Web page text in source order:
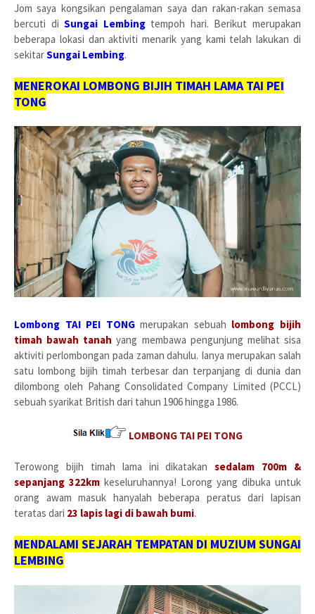
Jom saya kongsikan pengalaman saya dan rakan-rakan semasa
bercuti diSungai Lembingtempoh hari. Berikut merupakan
beberapa lokasi dan aktiviti menarik yang kami telah lakukan di
sekitarSungai Lembing.
MENEROKAI LOMBONG BIJIH TIMAH LAMA TAI PEI
TONG
Lombong TAI PEI TONGmerupakan sebuah lombong bijih
timah bawah tanah yang membawa pengunjung melihat sisa
aktiviti perlombongan pada zaman dahulu. Ianya merupakan salah
satu lombong bijih timah terbesar dan terpanjang di dunia dan
dilombong oleh Pahang Consolidated Company Limited (PCCL)
sebuah syarikat British dari tahun 1906 hingga 1986.
LOMBONG TAI PEI TONG
Terowong bijih timah lama ini dikatakansedalam 700m &
sepanjang 322km keseluruhannya! Lorong yang dibuka untuk
orang awam masuk hanyalah beberapa peratus dari lapisan
teratas dari 23 lapis lagi di bawah bumi.
MENDALAMI SEJARAH TEMPATAN DI MUZIUM SUNGAI
LEMBING